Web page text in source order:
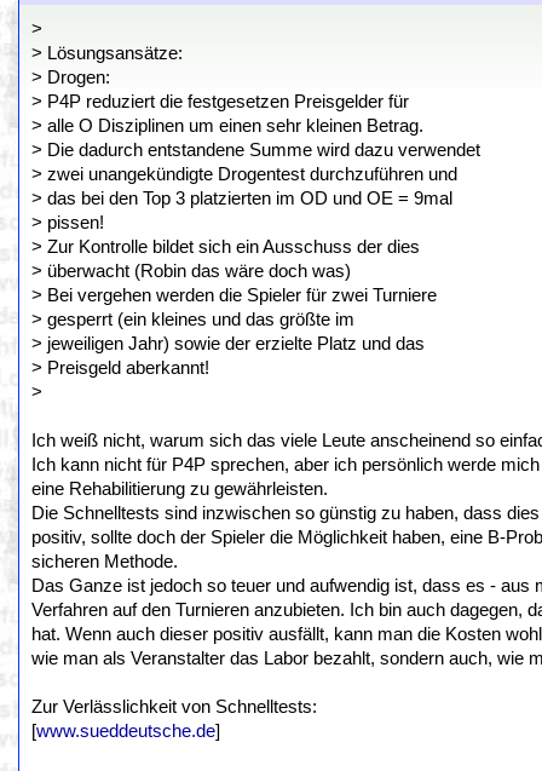
>
> Lösungsansätze:
> Drogen:
> P4P reduziert die festgesetzen Preisgelder für
> alle O Disziplinen um einen sehr kleinen Betrag.
> Die dadurch entstandene Summe wird dazu verwendet
> zwei unangekündigte Drogentest durchzuführen und
> das bei den Top 3 platzierten im OD und OE = 9mal
> pissen!
> Zur Kontrolle bildet sich ein Ausschuss der dies
> überwacht (Robin das wäre doch was)
> Bei vergehen werden die Spieler für zwei Turniere
> gesperrt (ein kleines und das größte im
> jeweiligen Jahr) sowie der erzielte Platz und das
> Preisgeld aberkannt!
>
Ich weiß nicht, warum sich das viele Leute anscheinend so
Ich kann nicht für P4P sprechen, aber ich persönlich werde
eine Rehabilitierung zu gewährleisten.
Die Schnelltests sind inzwischen so günstig zu haben, dass
positiv, sollte doch der Spieler die Möglichkeit haben, eine B-
sicheren Methode.
Das Ganze ist jedoch so teuer und aufwendig ist, dass es -
Verfahren auf den Turnieren anzubieten. Ich bin auch dagegen,
hat. Wenn auch dieser positiv ausfällt, kann man die Kosten
wie man als Veranstalter das Labor bezahlt, sondern auch, wie
Zur Verlässlichkeit von Schnelltests:
[www.sueddeutsche.de]